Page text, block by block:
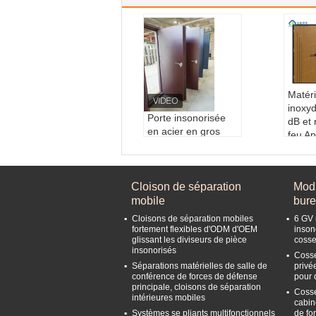
Porte insonorisée
en acier en gros
intérieure
orte insonorisée en
acier
né à froid
Caractéristique:Is
olation acoustique, i
solation thermique,
étanche à l'eau, à l'i
ncendie, écologique
dB et
feu
Seal
Fire
utes
ches,
m
gross
ole
Cloison de séparation
mobile
Cloisons de séparation mobiles
fortement flexibles d'ODM d'OEM
glissant les diviseurs de pièce
insonorisés
Séparations matérielles de salle de
conférence de forces de défense
principale, cloisons de séparation
intérieures mobiles
Systèmes se pliants multifonctionnels
6 GV
pour
de